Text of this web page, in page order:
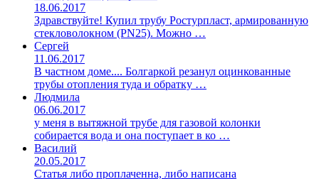
18.06.2017
Здравствуйте! Купил трубу Ростурпласт, армированную
стекловолокном (PN25). Можно …
Сергей
11.06.2017
В частном доме.... Болгаркой резанул оцинкованные
трубы отопления туда и обратку …
Людмила
06.06.2017
у меня в вытяжной трубе для газовой колонки
собирается вода и она поступает в ко …
Василий
20.05.2017
Статья либо проплаченна, либо написана